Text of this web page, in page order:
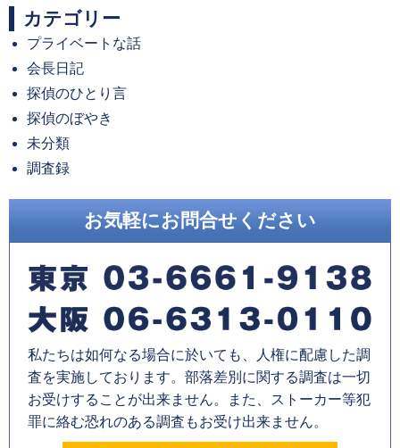
イ
ブ
カテゴリー
プライベートな話
会長日記
探偵のひとり言
探偵のぼやき
未分類
調査録
お気軽にお問合せください
私たちは如何なる場合に於いても、人権に配慮した調
査を実施しております。部落差別に関する調査は一切
お受けすることが出来ません。また、ストーカー等犯
罪に絡む恐れのある調査もお受け出来ません。